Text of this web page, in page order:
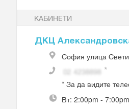
КАБИНЕТИ
ДКЦ
София улица
* За да видите
Вт: 2:00pm - 7:00pm